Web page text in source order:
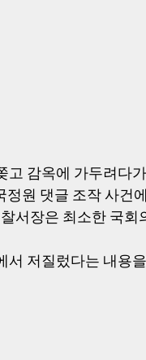
감옥에 가두려다
원 댓글 조작 사건
서장은 최소한 국회
저질렀다는 내용